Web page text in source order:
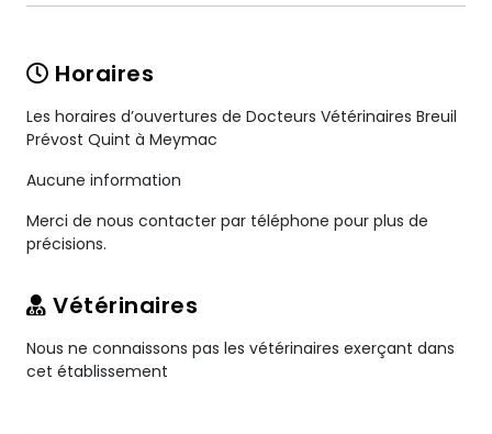
Horaires
Les horaires d’ouvertures de Docteurs Vétérinaires Breuil
Prévost Quint à Meymac
Aucune information
Merci de nous contacter par téléphone pour plus de
précisions.
Vétérinaires
Nous ne connaissons pas les vétérinaires exerçant dans
cet établissement